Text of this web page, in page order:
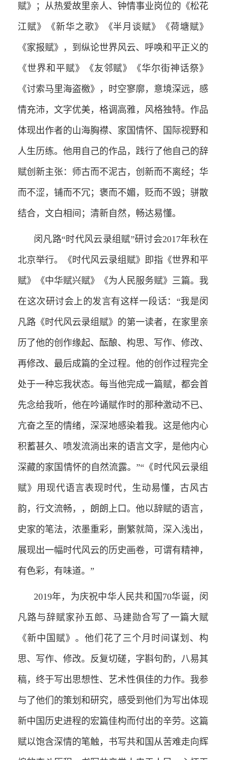
赋》；从热爱故里亲人、钟情事业岗位的《松花
江赋》《新华之歌》《半月谈赋》《荷塘赋》
《家报赋》，到纵论世界风云、呼唤和平正义的
《世界和平赋》《友邻赋》《华尔街神话祭》
《讨索马里海盗檄》，时空寥廓，意境深远，感
情充沛，文字优美，格调高雅，风格独特。作品
体现出作者的山海胸襟、家国情怀、国际视野和
人生历练。他用自己的作品，践行了他自己的辞
赋创新主张：师古而不泥古，创新而不离经；华
而不涩，铺而不冗；褒而不媚，贬而不毁；骈散
结合，文白相间；清新自然，畅达易懂。
闵凡路“时代风云录组赋”研讨会2017年秋在
北京举行。《时代风云录组赋》即指《世界和平
赋》《中华赋兴赋》《为人民服务赋》三篇。我
在这次研讨会上的发言有这样一段话：“我是闵
凡路《时代风云录组赋》的第一读者，在家里亲
历了他的创作缘起、酝酿、构思、写作、修改、
再修改、最后成篇的全过程。他的创作过程完全
处于一种忘我状态。每当他完成一篇赋，都会首
先念给我听，他在吟诵赋作时的那种激动不已、
亢奋之至的情绪，深深地感染着我。这是他内心
积蓄甚久、喷发流淌出来的语言文字，是他内心
深藏的家国情怀的自然流露。”“《时代风云录组
赋》用现代语言表现时代，生动易懂，古风古
韵，行文流畅，，朗朗上口。他以辞赋的语言，
史家的笔法，浓墨重彩，删繁就简，深入浅出，
展现出一幅时代风云的历史画卷，可谓有精神，
有色彩，有味道。”
2019年，为庆祝中华人民共和国70华诞，闵
凡路与辞赋家孙五郎、马建勋合写了一篇大赋
《新中国赋》。他们花了三个月时间谋划、构
思、写作、修改。反复切磋，字斟句酌，八易其
稿，终于写出思想性、艺术性俱佳的力作。我参
与了他们的策划和研究，感受到他们为写出体现
新中国历史进程的宏篇佳构而付出的辛劳。这篇
赋以饱含深情的笔触，书写共和国从苦难走向辉